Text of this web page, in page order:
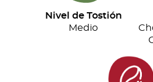
Nivel de Tostión
Medio